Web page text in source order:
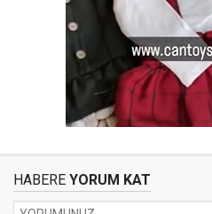
HABERE YORUM KAT